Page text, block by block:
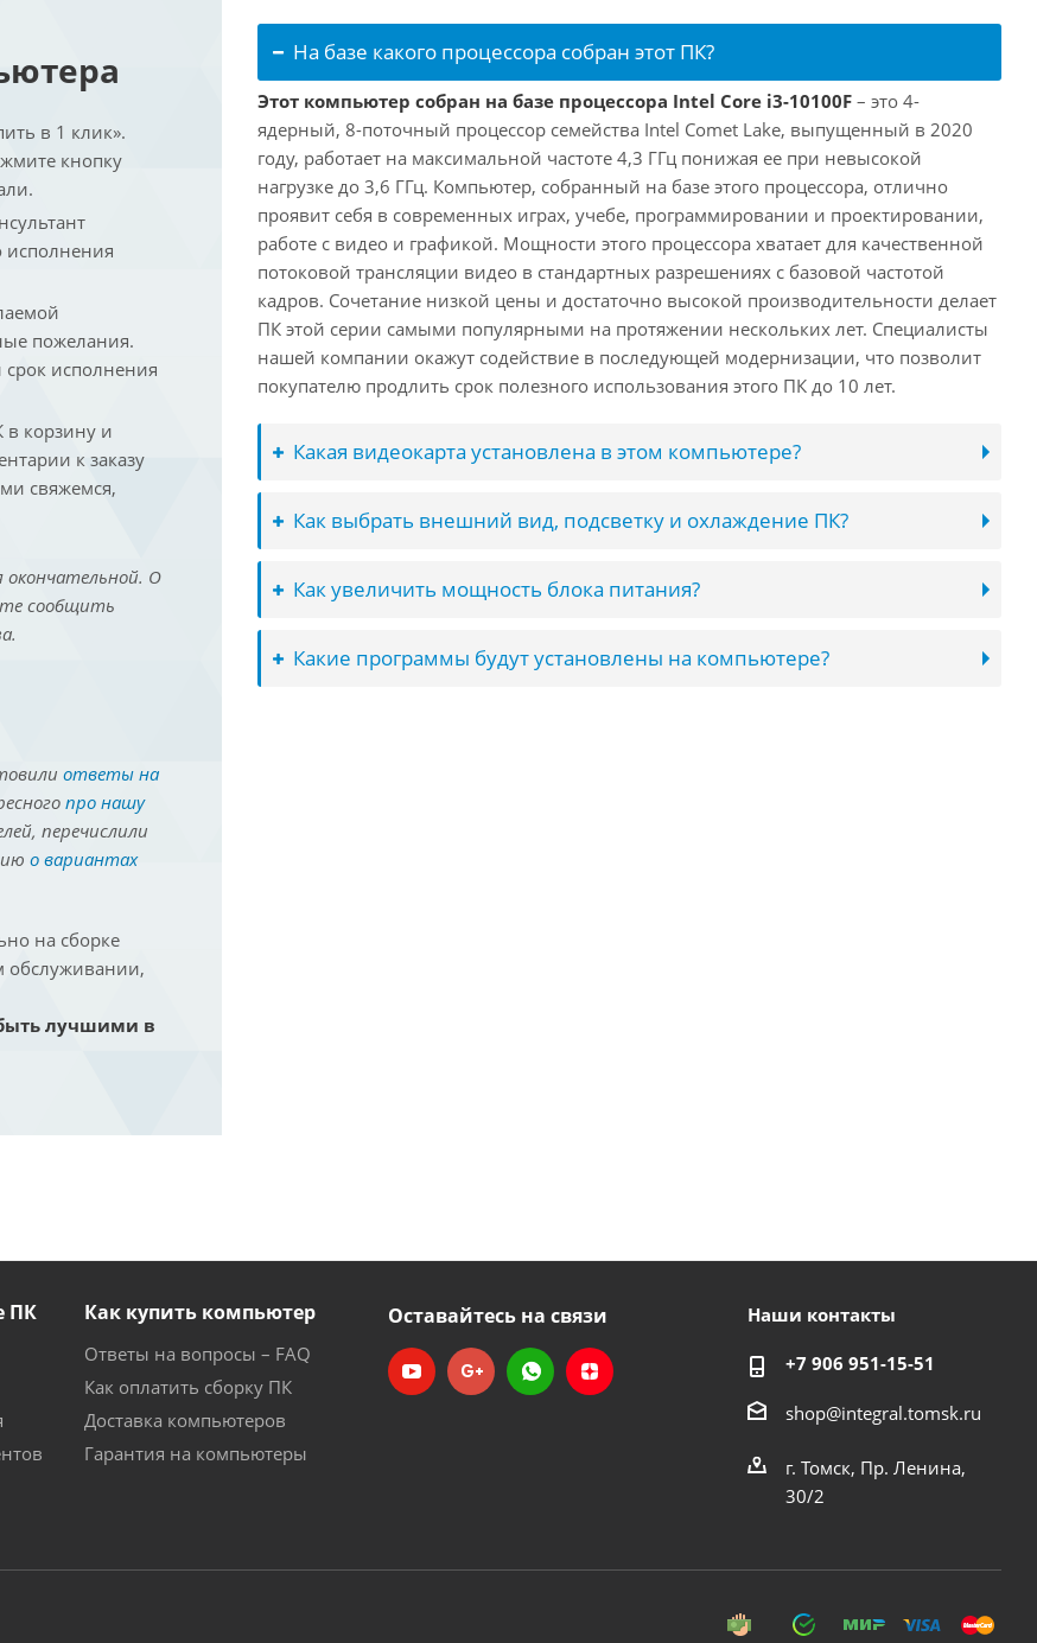
в 1 клик».
кнопку
исполнения
пожелания.
срок исполнения
корзину и
к заказу
свяжемся,
окончательной. О
сообщить
ответы на
про нашу
перечислили
о вариантах
на сборке
обслуживании,
лучшими в
На базе какого процессора собран этот ПК?
Этот компьютер собран на базе процессора Intel Core i3-10100F – это 4-
ядерный, 8-поточный процессор семейства Intel Comet Lake, выпущенный в 2020
году, работает на максимальной частоте 4,3 ГГц понижая ее при невысокой
нагрузке до 3,6 ГГц. Компьютер, собранный на базе этого процессора, отлично
проявит себя в современных играх, учебе, программировании и проектировании,
работе с видео и графикой. Мощности этого процессора хватает для качественной
потоковой трансляции видео в стандартных разрешениях с базовой частотой
кадров. Сочетание низкой цены и достаточно высокой производительности делает
ПК этой серии самыми популярными на протяжении нескольких лет. Специалисты
нашей компании окажут содействие в последующей модернизации, что позволит
покупателю продлить срок полезного использования этого ПК до 10 лет.
Какая видеокарта установлена в этом компьютере?
Как выбрать внешний вид, подсветку и охлаждение ПК?
Как увеличить мощность блока питания?
Какие программы будут установлены на компьютере?
ПК Как купить компьютер
Ответы на вопросы – FAQ
Как оплатить сборку ПК
Доставка компьютеров
Гарантия на компьютеры
Оставайтесь на связи Наши контакты
+7 906 951-15-51
shop@integral.tomsk.ru
г. Томск, Пр. Ленина,
30/2